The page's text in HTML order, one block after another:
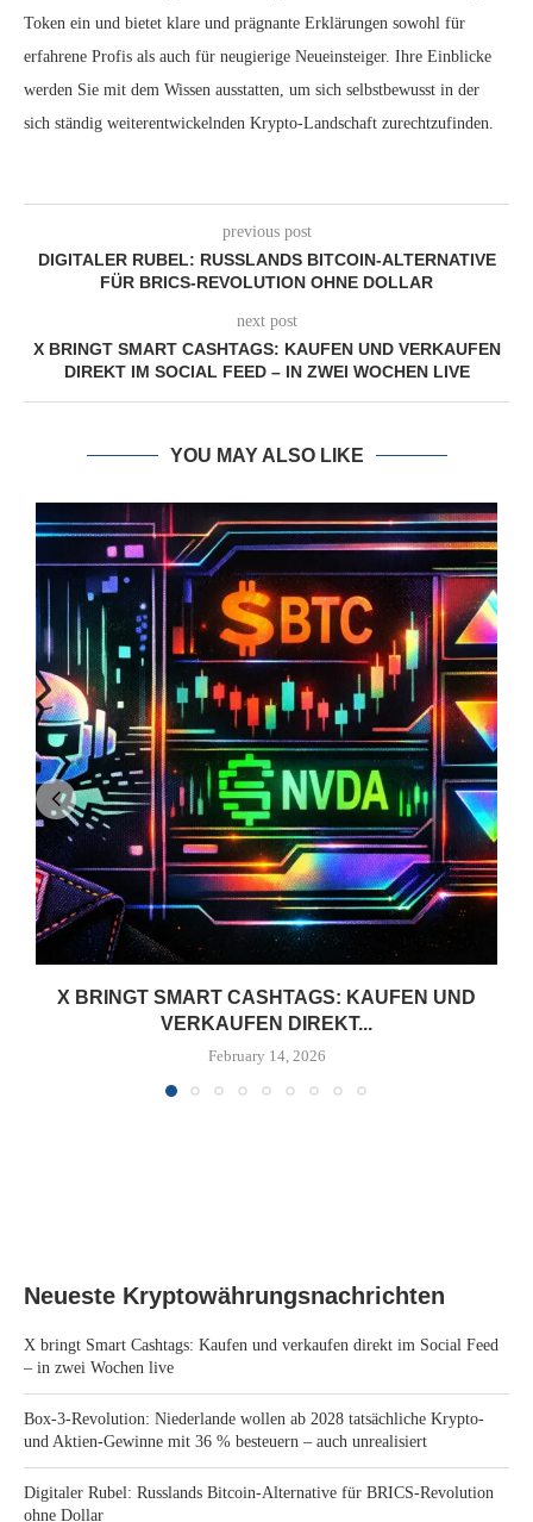
Token ein und bietet klare und prägnante Erklärungen sowohl für
erfahrene Profis als auch für neugierige Neueinsteiger. Ihre Einblicke
werden Sie mit dem Wissen ausstatten, um sich selbstbewusst in der
sich ständig weiterentwickelnden Krypto-Landschaft zurechtzufinden.
previous post
DIGITALER RUBEL: RUSSLANDS BITCOIN-ALTERNATIVE
FÜR BRICS-REVOLUTION OHNE DOLLAR
next post
X BRINGT SMART CASHTAGS: KAUFEN UND VERKAUFEN
DIREKT IM SOCIAL FEED – IN ZWEI WOCHEN LIVE
YOU MAY ALSO LIKE
X BRINGT SMART CASHTAGS: KAUFEN UND
VERKAUFEN DIREKT...
February 14, 2026
Neueste Kryptowährungsnachrichten
X bringt Smart Cashtags: Kaufen und verkaufen direkt im Social Feed
– in zwei Wochen live
Box-3-Revolution: Niederlande wollen ab 2028 tatsächliche Krypto-
und Aktien-Gewinne mit 36 % besteuern – auch unrealisiert
Digitaler Rubel: Russlands Bitcoin-Alternative für BRICS-Revolution
ohne Dollar